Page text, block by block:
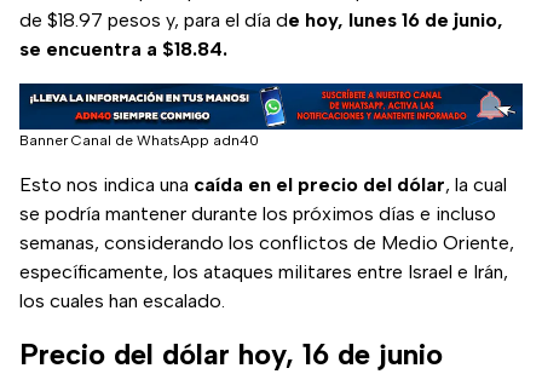
de $18.97 pesos y, para el día de hoy, lunes 16 de junio,
se encuentra a $18.84.
Banner Canal de WhatsApp adn40
Esto nos indica una caída en el precio del dólar, la cual
se podría mantener durante los próximos días e incluso
semanas, considerando los conflictos de Medio Oriente,
específicamente, los ataques militares entre Israel e Irán,
los cuales han escalado.
Precio del dólar hoy, 16 de junio